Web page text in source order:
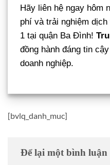
Hãy liên hệ ngay hôm
phí và trải nghiệm
1 tại quận Ba Đình!
đồng hành đáng tin
doanh nghiệp.
[bvlq_danh_muc]
Để lại một bình luận